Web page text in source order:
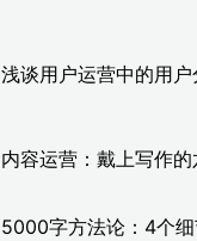
浅谈用户运营中的用户
内容运营：戴上写作
5000字方法论：4个